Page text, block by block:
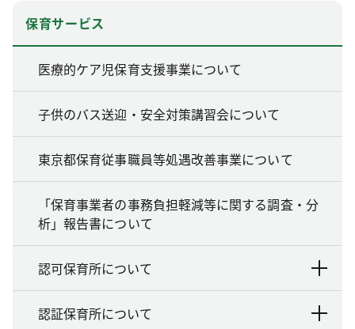
保育サービス
医療的ケア児保育支援事業について
子供のバス送迎・安全対策講習会について
東京都保育従事職員等処遇改善事業について
「保育事業者の事務負担軽減等に関する調査・分
析」報告書について
認可保育所について
認証保育所について